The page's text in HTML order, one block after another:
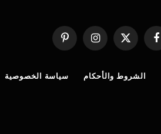
فيسبوك
X
(Twitter)
الانستغرامبينتيريست
الشروط والأحكام سياسة الخصوصية